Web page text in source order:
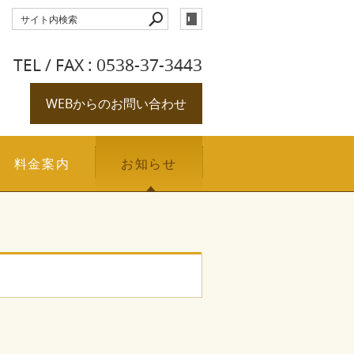
TEL / FAX : 0538-37-3443
WEBからのお問い合わせ
料金案内 お知らせ